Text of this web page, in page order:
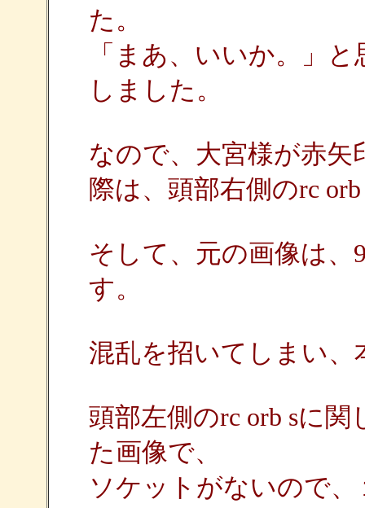
た。
「まあ、いいか。」
しました。
なので、大宮様が赤
際は、頭部右側のrc
そして、元の画像は、
す。
混乱を招いてしまい
頭部左側のrc orb sに
た画像で、
ソケットがないので